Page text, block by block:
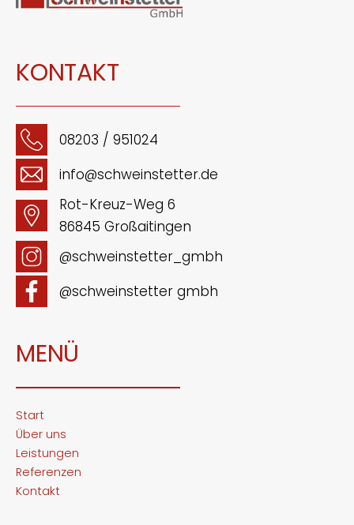
KONTAKT
08203 / 951024
info@schweinstetter.de
Rot-Kreuz-Weg 6
86845 Großaitingen
@schweinstetter_gmbh
@schweinstetter gmbh
MENÜ
Start
Über uns
Leistungen
Referenzen
Kontakt